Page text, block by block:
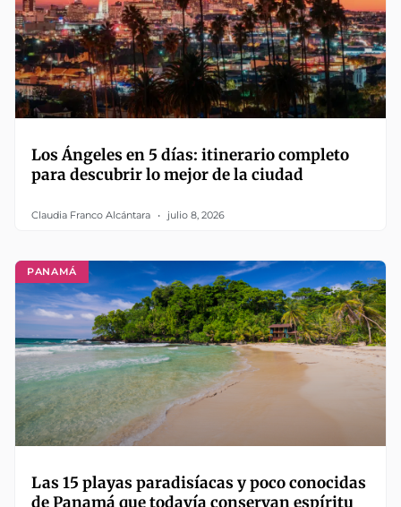
Los Ángeles en 5 días: itinerario completo
para descubrir lo mejor de la ciudad
Claudia Franco Alcántara julio 8, 2026
PANAMÁ
Las 15 playas paradisíacas y poco conocidas
de Panamá que todavía conservan espíritu